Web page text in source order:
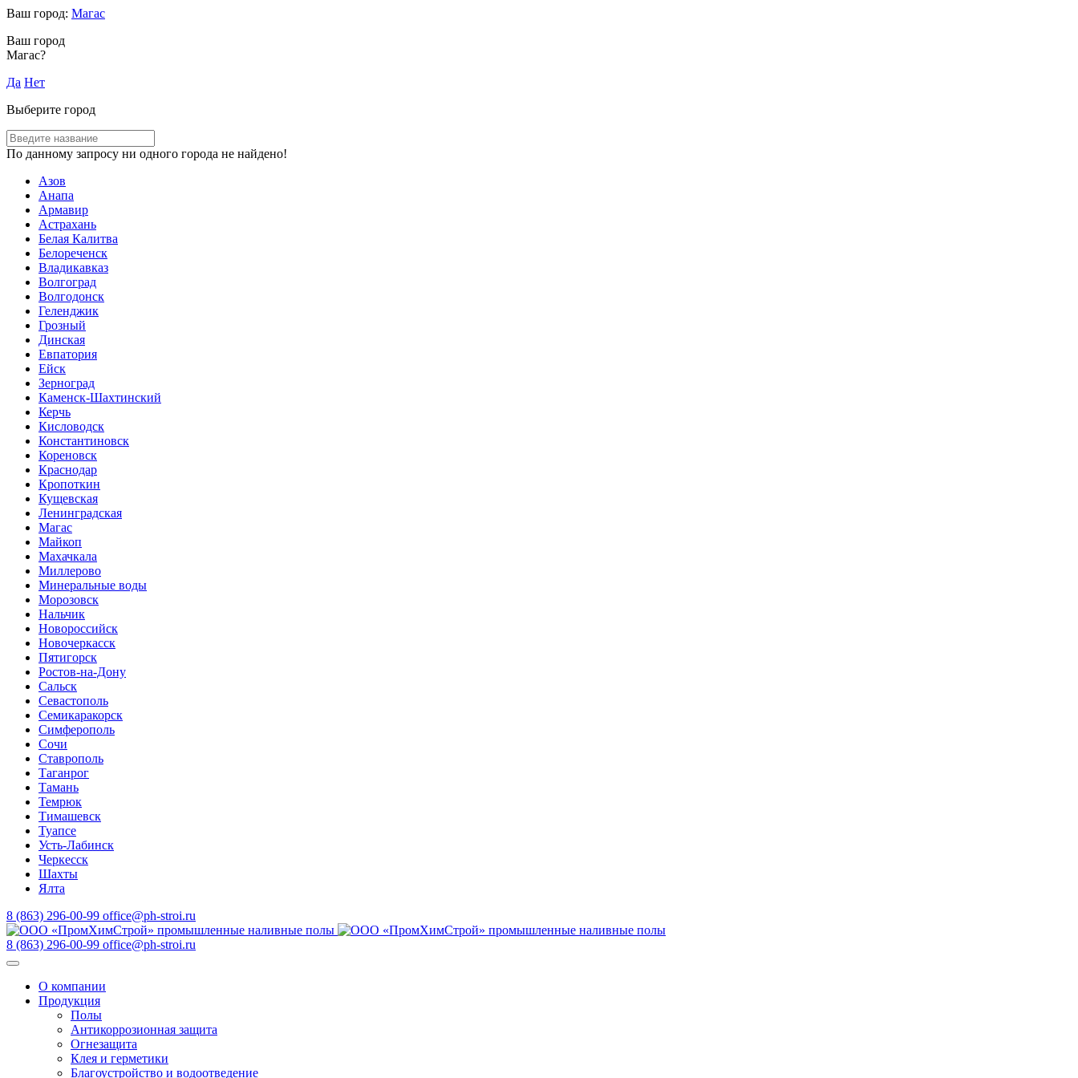
Ваш город: Магас
Ваш город
Магас?
Да Нет
Выберите город
По данному запросу ни одного города не найдено!
Азов
Анапа
Армавир
Астрахань
Белая Калитва
Белореченск
Владикавказ
Волгоград
Волгодонск
Геленджик
Грозный
Динская
Евпатория
Ейск
Зерноград
Каменск-Шахтинский
Керчь
Кисловодск
Константиновск
Кореновск
Краснодар
Кропоткин
Кущевская
Ленинградская
Магас
Майкоп
Махачкала
Миллерово
Минеральные воды
Морозовск
Нальчик
Новороссийск
Новочеркасск
Пятигорск
Ростов-на-Дону
Сальск
Севастополь
Семикаракорск
Симферополь
Сочи
Ставрополь
Таганрог
Тамань
Темрюк
Тимашевск
Туапсе
Усть-Лабинск
Черкесск
Шахты
Ялта
8 (863) 296-00-99 office@ph-stroi.ru
8 (863) 296-00-99 office@ph-stroi.ru
О компании
Продукция
Полы
Антикоррозионная защита
Огнезащита
Клея и герметики
Благоустройство и водоотведение